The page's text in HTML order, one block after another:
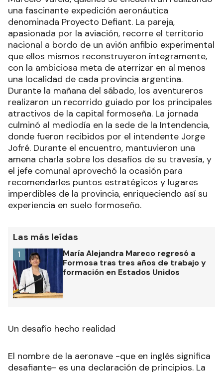
una fascinante expedición aeronáutica
denominada Proyecto Defiant. La pareja,
apasionada por la aviación, recorre el territorio
nacional a bordo de un avión anfibio experimental
que ellos mismos reconstruyeron íntegramente,
con la ambiciosa meta de aterrizar en al menos
una localidad de cada provincia argentina.
Durante la mañana del sábado, los aventureros
realizaron un recorrido guiado por los principales
atractivos de la capital formoseña. La jornada
culminó al mediodía en la sede de la Intendencia,
donde fueron recibidos por el intendente Jorge
Jofré. Durante el encuentro, mantuvieron una
amena charla sobre los desafíos de su travesía, y
el jefe comunal aprovechó la ocasión para
recomendarles puntos estratégicos y lugares
imperdibles de la provincia, enriqueciendo así su
experiencia en suelo formoseño.
Las más leídas
María Alejandra Mareco regresó a
Formosa tras tres años de trabajo y
formación en Estados Unidos
1
Un desafío hecho realidad
El nombre de la aeronave -que en inglés significa
desafiante- es una declaración de principios. La